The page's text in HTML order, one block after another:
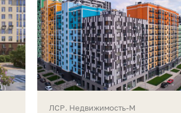
ЛСР. Недвижимость-М